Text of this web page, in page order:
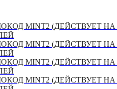
MINT2 (ДЕЙСТВУЕТ
MINT2 (ДЕЙСТВУЕТ
MINT2 (ДЕЙСТВУЕТ
MINT2 (ДЕЙСТВУЕТ